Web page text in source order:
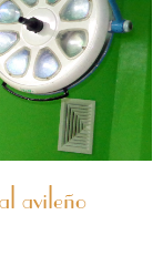
avileño